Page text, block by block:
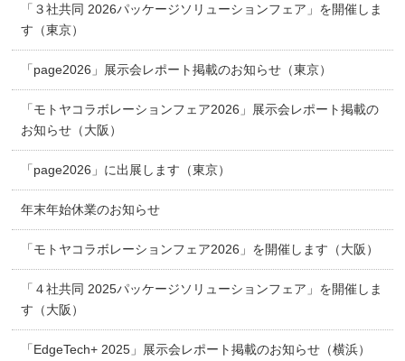
「３社共同 2026パッケージソリューションフェア」を開催しま
す（東京）
「page2026」展示会レポート掲載のお知らせ（東京）
「モトヤコラボレーションフェア2026」展示会レポート掲載の
お知らせ（大阪）
「page2026」に出展します（東京）
年末年始休業のお知らせ
「モトヤコラボレーションフェア2026」を開催します（大阪）
「４社共同 2025パッケージソリューションフェア」を開催しま
す（大阪）
「EdgeTech+ 2025」展示会レポート掲載のお知らせ（横浜）